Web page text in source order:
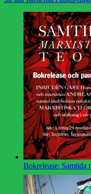
Bokrelease: Samtida